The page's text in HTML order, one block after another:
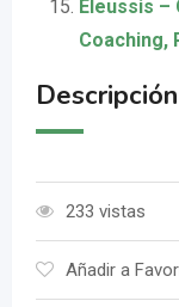
Eleussis –
Coaching,
Descripción
233 vistas
Añadir a